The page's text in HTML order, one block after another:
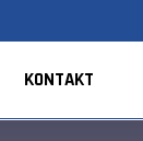
KONTAKT